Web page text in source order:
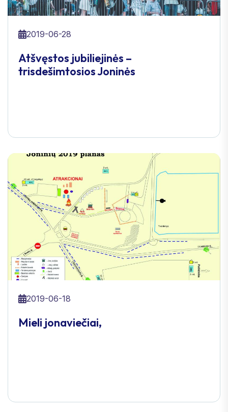
2019-06-28
Atšvęstos jubiliejinės –
trisdešimtosios Joninės
2019-06-18
Mieli jonaviečiai,